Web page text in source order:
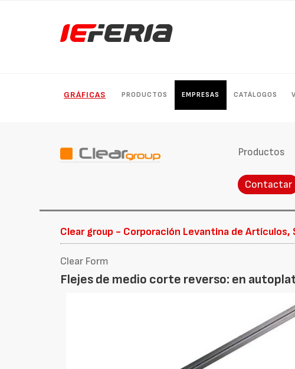
GRÁFICAS PRODUCTOS EMPRESAS CATÁLOGOS
Productos
Contactar
Clear group - Corporación Levantina de Artículos,
Clear Form
Flejes de medio corte reverso: en